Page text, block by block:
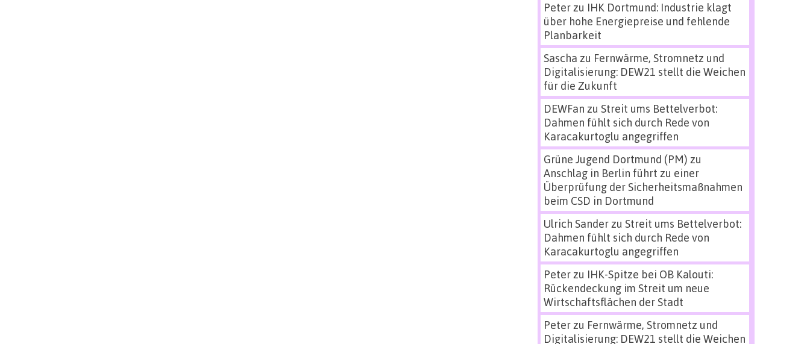
Peterzu IHK Dortmund: Industrie klagt
über hohe Energiepreise und fehlende
Planbarkeit
Sascha zu Fernwärme, Stromnetz und
Digitalisierung: DEW21 stellt die Weichen
für die Zukunft
DEWFan zu Streit ums Bettelverbot:
Dahmen fühlt sich durch Rede von
Karacakurtoglu angegriffen
Grüne Jugend Dortmund (PM) zu
Anschlag in Berlin führt zu einer
Überprüfung der Sicherheitsmaßnahmen
beim CSD in Dortmund
Ulrich Sanderzu Streit ums Bettelverbot:
Dahmen fühlt sich durch Rede von
Karacakurtoglu angegriffen
Peterzu IHK-Spitze bei OB Kalouti:
Rückendeckung im Streit um neue
Wirtschaftsflächen der Stadt
Peterzu Fernwärme, Stromnetz und
Digitalisierung: DEW21 stellt die Weichen